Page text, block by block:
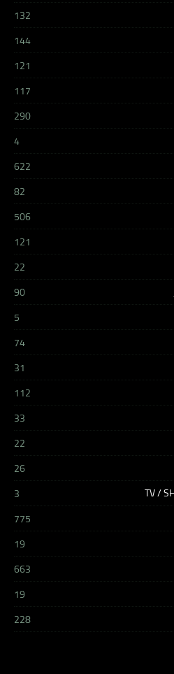
132
144
121
117
290
4
622
82
506
121
22
90
5
74
31
112
33
22
26
3
775
19
663
19
228